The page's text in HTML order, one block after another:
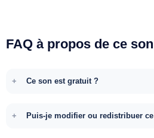
FAQ à propos de ce son
Ce son est gratuit ?
Puis-je modifier ou redistribuer